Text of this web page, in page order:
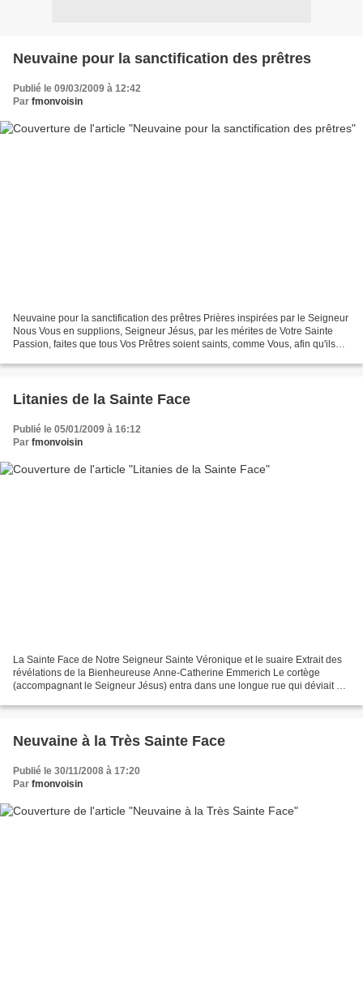
Neuvaine pour la sanctification des prêtres
Publié le 09/03/2009 à 12:42
Par fmonvoisin
Neuvaine pour la sanctification des prêtres Prières inspirées par le Seigneur
Nous Vous en supplions, Seigneur Jésus, par les mérites de Votre Sainte
Passion, faites que tous Vos Prêtres soient saints, comme Vous, afin qu'ils
Litanies de la Sainte Face
Publié le 05/01/2009 à 16:12
Par fmonvoisin
La Sainte Face de Notre Seigneur Sainte Véronique et le suaire Extrait des
révélations de la Bienheureuse Anne-Catherine Emmerich Le cortège
(accompagnant le Seigneur Jésus) entra dans une longue rue qui déviait un
Neuvaine à la Très Sainte Face
Publié le 30/11/2008 à 17:20
Par fmonvoisin